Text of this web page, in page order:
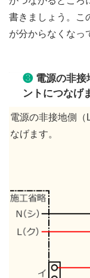
書きましょう。こ
が分からなくなっ
❸電源の非接
ントにつなげ
電源の非接地側（
なげます。